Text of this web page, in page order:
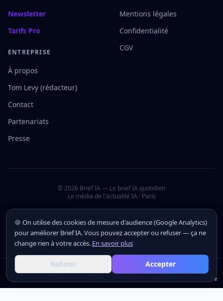
🍪 On utilise des cookies de mesure d'audience (Google Analytics)
pour améliorer Brief IA. Vous pouvez accepter ou refuser — ça ne
change rien à votre accès. En savoir plus
Refuser Accepter
Newsletter
Tarifs Pro
ENTREPRISE
À propos
Tom Levy (rédacteur)
Contact
Partenariats
Presse
Mentions légales
Confidentialité
CGV
©2026 Brief IA — Le brief IA quotidien
Le média de l'actualité IA · Paris
S'inscrire
S'inscrire